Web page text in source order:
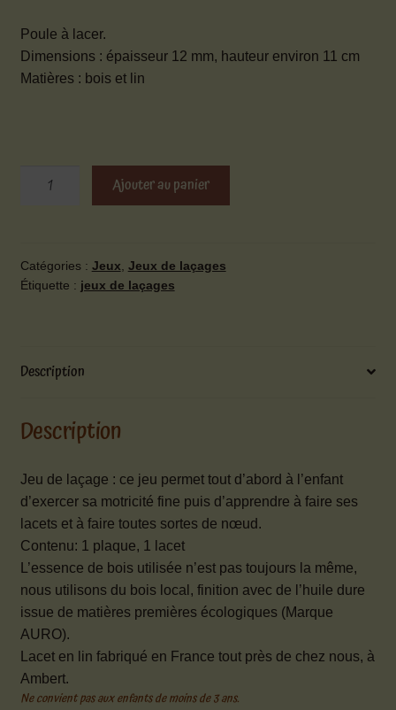
Poule à lacer.
Dimensions : épaisseur 12 mm, hauteur environ 11 cm
Matières : bois et lin
lacer
Ajouter au panier
Catégories : Jeux Jeux de laçages
Étiquette : jeux de laçages
Description
Description
Jeu de laçage : ce jeu permet tout d’abord à l’enfant
d’exercer sa motricité fine puis d’apprendre à faire ses
lacets et à faire toutes sortes de nœud.
Contenu: 1 plaque, 1 lacet
L’essence de bois utilisée n’est pas toujours la même,
nous utilisons du bois local, finition avec de l’huile dure
issue de matières premières écologiques (Marque
AURO).
Lacet en lin fabriqué en France tout près de chez nous, à
Ambert.
Ne convient pas aux enfants de moins de 3 ans.